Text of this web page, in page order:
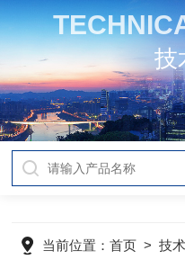
技
当前位置：首页 >技